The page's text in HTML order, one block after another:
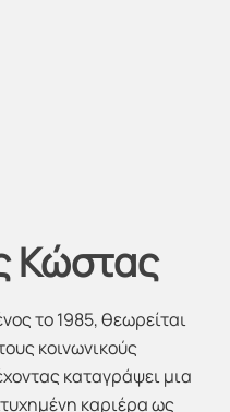
Κώστας
το 1985, θεωρείται
κοινωνικούς
καταγράψει μια
καριέρα ως